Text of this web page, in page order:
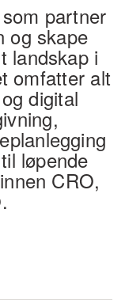
partner
og skape
landskap i
omfatter alt
digital
løpende
CRO,